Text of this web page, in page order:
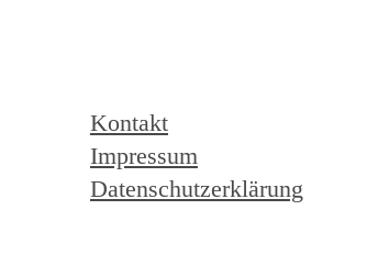
Kontakt
Impressum
Datenschutzerklärung